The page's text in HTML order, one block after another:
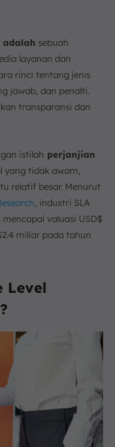
adalah sebuah
layanan dan
rinci tentang jenis
jawab, dan penalti.
transparansi dan
istilah perjanjian
yang tidak awam,
relatif besar. Menurut
, industri SLA
valuasi USD$
miliar pada tahun
Level